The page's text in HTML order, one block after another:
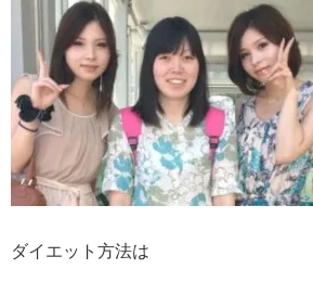
ダイエット方法は